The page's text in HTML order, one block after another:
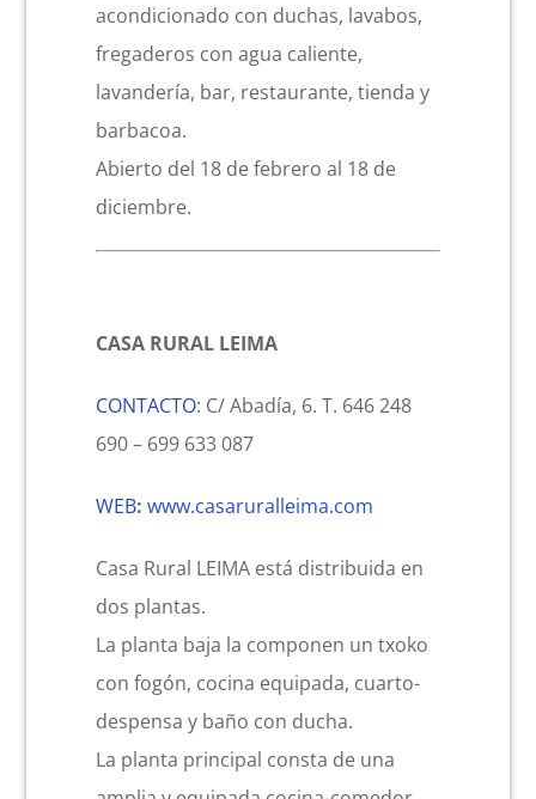
acondicionado con duchas, lavabos,
fregaderos con agua caliente,
lavandería, bar, restaurante, tienda y
barbacoa.
Abierto del 18 de febrero al 18 de
diciembre.
CASA RURAL LEIMA
CONTACTO: C/ Abadía, 6. T. 646 248
690 – 699 633 087
WEB: www.casaruralleima.com
Casa Rural LEIMA está distribuida en
dos plantas.
La planta baja la componen un txoko
con fogón, cocina equipada, cuarto-
despensa y baño con ducha.
La planta principal consta de una